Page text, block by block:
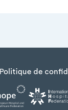
Politique de